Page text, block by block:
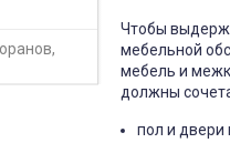
Чтобы
мебельной
мебель и
должны
пол и двери